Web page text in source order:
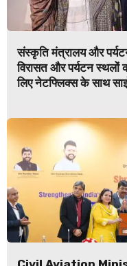
संस्कृति मंत्रालय और
विरासत और पर्यटन स्थलों
लिए नेटफ्लिक्स के साथ